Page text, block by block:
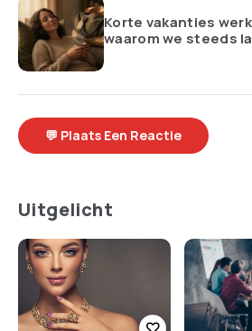
Korte vakanties
waarom we steeds
💬 Plaats Een Reactie
Uitgelicht